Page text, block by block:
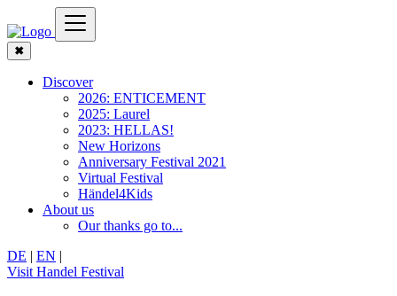
✖
Discover
2026: ENTICEMENT
2025: Laurel
2023: HELLAS!
New Horizons
Anniversary Festival 2021
Virtual Festival
Händel4Kids
About us
Our thanks go to...
DE | EN |
Visit Handel Festival